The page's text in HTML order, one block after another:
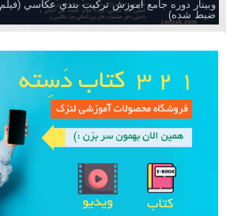
وبینار دوره جامع آموزش تركيب بندي عكاسي (فیلم
ضبط شده)